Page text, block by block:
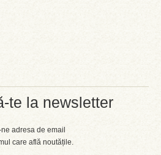
te la newsletter
ne adresa de email
care află noutățile.